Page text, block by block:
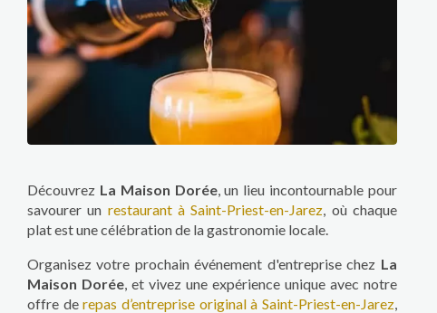
Découvrez La Maison Dorée, un lieu incontournable pour
savourer un restaurant à Saint-Priest-en-Jarez , où chaque
plat est une célébration de la gastronomie locale.
Organisez votre prochain événement d'entreprise chez La
Maison Dorée , et vivez une expérience unique avec notre
offre derepas d’entreprise original à Saint-Priest-en-Jarez,